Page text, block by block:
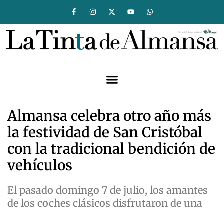
Almansa celebra otro año más
la festividad de San Cristóbal
con la tradicional bendición de
vehículos
El pasado domingo 7 de julio, los amantes
de los coches clásicos disfrutaron de una